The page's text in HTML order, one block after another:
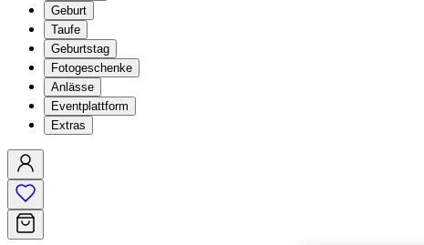
Geburt
Taufe
Geburtstag
Fotogeschenke
Anlässe
Eventplattform
Extras